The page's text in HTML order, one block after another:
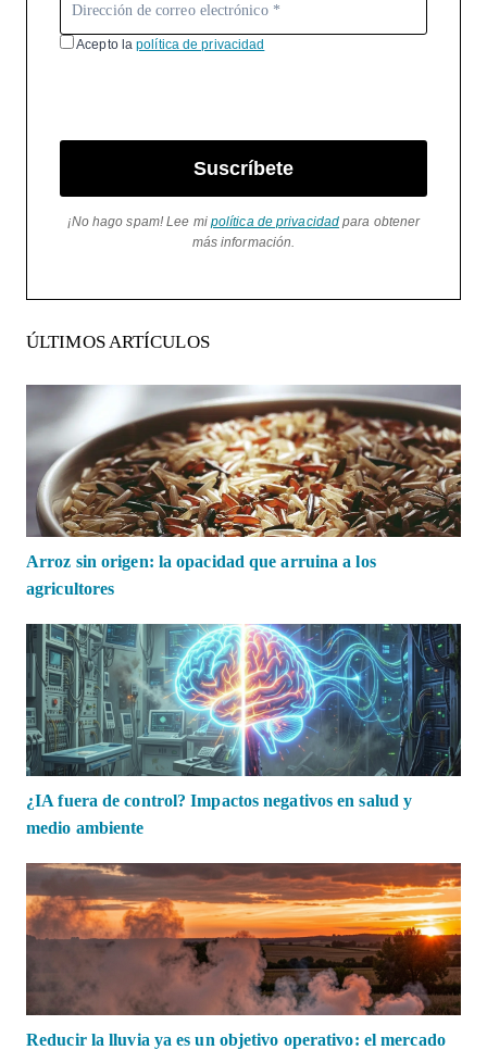
Acepto lapolítica de privacidad
Suscríbete
¡No hago spam! Lee mi política de privacidad para obtener
más información.
ÚLTIMOS ARTÍCULOS
Arroz sin origen: la opacidad que arruina a los
agricultores
¿IA fuera de control? Impactos negativos en salud y
medio ambiente
Reducir la lluvia ya es un objetivo operativo: el mercado